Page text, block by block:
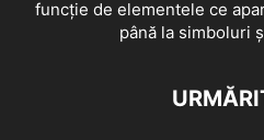
funcție de elementele ce
până la simboluri